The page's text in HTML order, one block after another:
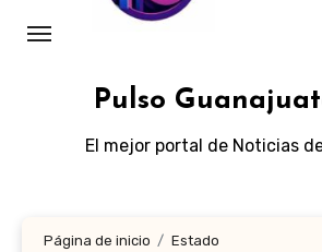
Pulso
El mejor portal de Noticias
Página de inicio
Estado